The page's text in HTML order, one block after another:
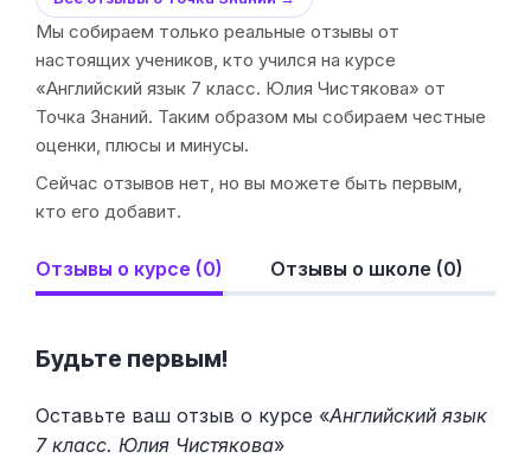
Мы собираем только реальные отзывы от
настоящих учеников, кто учился на курсе
«Английский язык 7 класс. Юлия Чистякова» от
Точка Знаний. Таким образом мы собираем честные
оценки, плюсы и минусы.
Сейчас отзывов нет, но вы можете быть первым,
кто его добавит.
Отзывы о курсе (0) Отзывы о школе (0)
Будьте первым!
Оставьте ваш отзыв о курсе «Английский язык
7 класс. Юлия Чистякова»